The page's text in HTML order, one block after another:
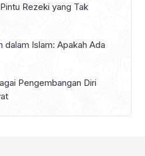
Rezeki yang Tak
dalam Islam: Apakah Ada
Pengembangan Diri